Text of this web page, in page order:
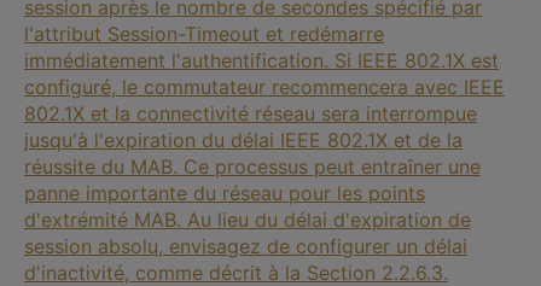
session après le nombre de secondes spécifié par
l'attribut Session-Timeout et redémarre
immédiatement l'authentification. Si IEEE 802.1X est
configuré, le commutateur recommencera avec IEEE
802.1X et la connectivité réseau sera interrompue
jusqu'à l'expiration du délai IEEE 802.1X et de la
réussite du MAB. Ce processus peut entraîner une
panne importante du réseau pour les points
d'extrémité MAB. Au lieu du délai d'expiration de
session absolu, envisagez de configurer un délai
d'inactivité, comme décrit à la Section 2.2.6.3.